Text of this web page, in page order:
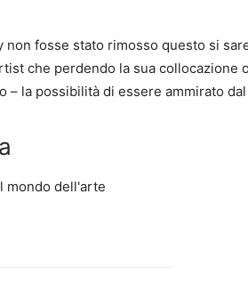
fosse stato rimosso questo si
che perdendo la sua
la possibilità di essere ammirato
mondo dell'arte